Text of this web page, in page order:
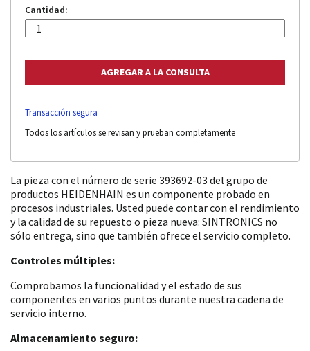
Cantidad:
Transacción segura
Todos los artículos se revisan y prueban completamente
La pieza con el número de serie 393692-03 del grupo de
productos HEIDENHAIN es un componente probado en
procesos industriales. Usted puede contar con el rendimiento
y la calidad de su repuesto o pieza nueva: SINTRONICS no
sólo entrega, sino que también ofrece el servicio completo.
Controles múltiples:
Comprobamos la funcionalidad y el estado de sus
componentes en varios puntos durante nuestra cadena de
servicio interno.
Almacenamiento seguro: